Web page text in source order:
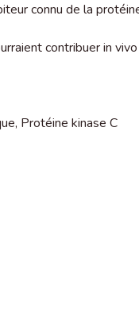
connu de la
contribuer in
, Protéine kinase C